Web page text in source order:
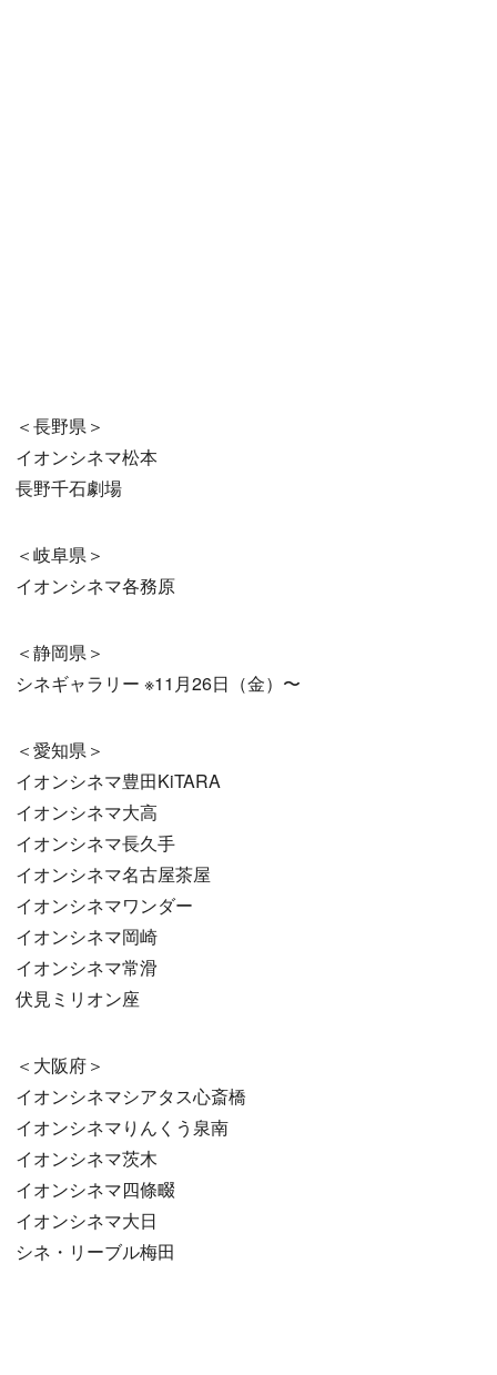
＜⻑野県＞
イオンシネマ松本
⻑野千石劇場
＜岐阜県＞
イオンシネマ各務原
＜静岡県＞
シネギャラリー ※11月26日（金）〜
＜愛知県＞
イオンシネマ豊田KiTARA
イオンシネマ大高
イオンシネマ⻑久手
イオンシネマ名古屋茶屋
イオンシネマワンダー
イオンシネマ岡崎
イオンシネマ常滑
伏見ミリオン座
＜大阪府＞
イオンシネマシアタス心斎橋
イオンシネマりんくう泉南
イオンシネマ茨木
イオンシネマ四條畷
イオンシネマ大日
シネ・リーブル梅田